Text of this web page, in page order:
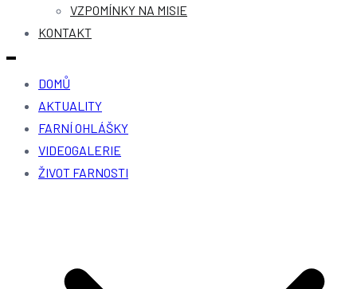
VZPOMÍNKY NA MISIE
KONTAKT
DOMŮ
AKTUALITY
FARNÍ OHLÁŠKY
VIDEOGALERIE
ŽIVOT FARNOSTI